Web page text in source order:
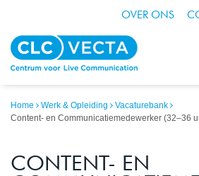
OVER ONS
Home Werk & Opleiding
Vacaturebank
Content- en Communicatiemedewerker (32–36
CONTENT- EN